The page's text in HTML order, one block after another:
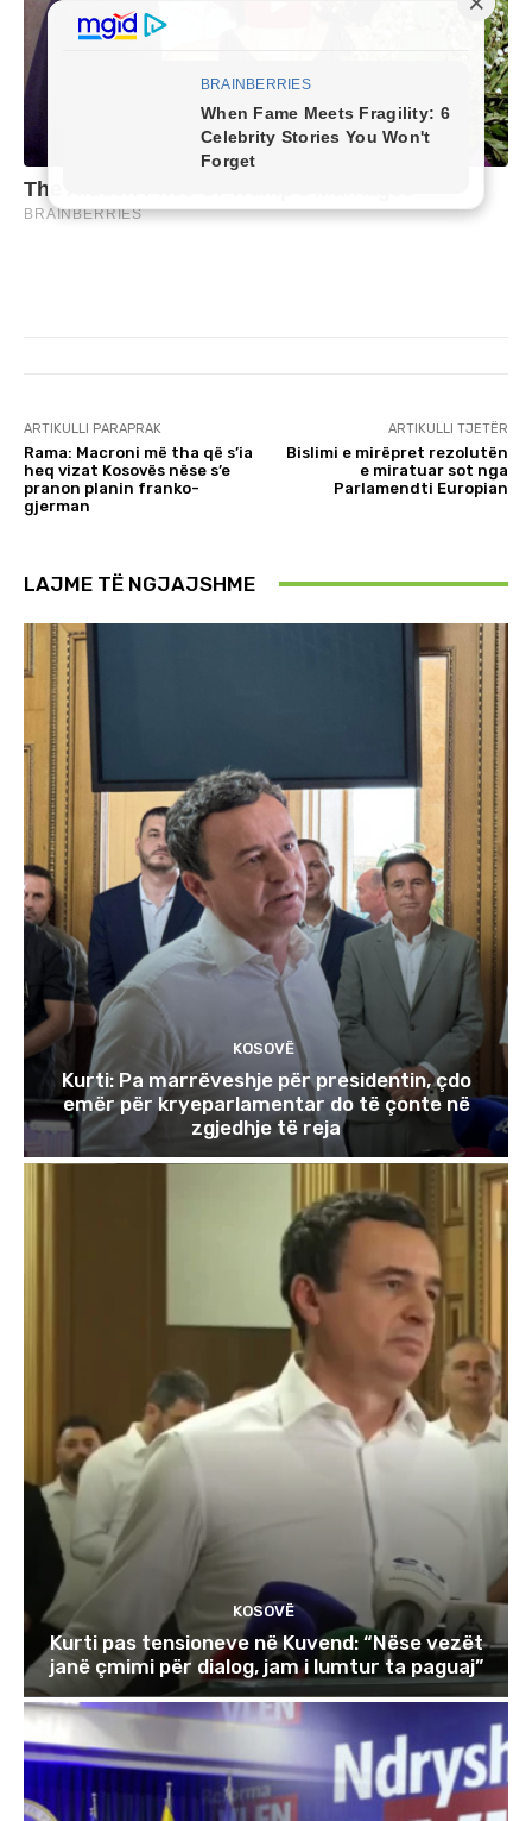
ARTIKULLI PARAPRAK
Rama: Macroni më tha që s’ia
heq vizat Kosovës nëse s’e
pranon planin franko-
gjerman
ARTIKULLI TJETËR
Bislimi e mirëpret rezolutën
e miratuar sot nga
Parlamendti Europian
LAJME TË NGJAJSHME
KOSOVË
Kurti: Pa marrëveshje për presidentin, çdo
emër për kryeparlamentar do të çonte në
zgjedhje të reja
KOSOVË
Kurti pas tensioneve në Kuvend: “Nëse vezët
janë çmimi për dialog, jam i lumtur ta paguaj”